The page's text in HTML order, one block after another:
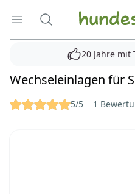
Menü öffnen
Suche Hundeshop.de
20 Jahre mit
Wechseleinlagen für
Reviews 5/5 1